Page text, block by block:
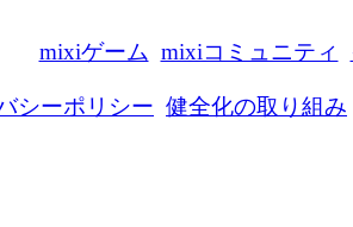
mixiゲーム mixiコミュニティ
シーポリシー 健全化の取り組み